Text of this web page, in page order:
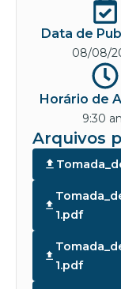
Data de
08/08/
Horário de
9:30
Arquivos
1.pdf
1.pdf